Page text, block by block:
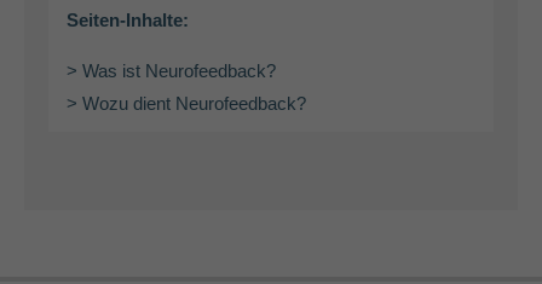
Seiten-Inhalte:
> Was ist Neurofeedback?
> Wozu dient Neurofeedback?